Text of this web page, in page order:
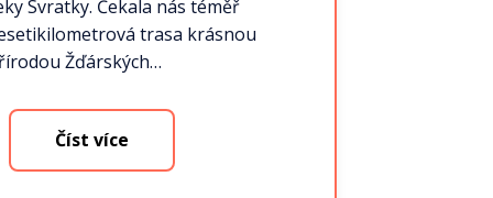
Svratky. Čekala nás téměř
trasa krásnou
Žďárských…
Číst více